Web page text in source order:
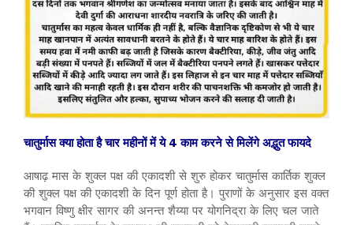
चातुर्मास क्या होता है चार महीनों में ये 4 काम करने से मिलेंगे अद्भुत फायदे
आषाढ़ मास के शुक्ल पक्ष की एकादशी से शुरु होकर चातुर्मास कार्तिक शुक्ल
की शुक्ल पक्ष की एकादशी के दिन पूर्ण होता है। पुराणों के अनुसार इस वक्त
भगवान विष्णु क्षीर सागर की अनन्त शैय्या पर योगनिद्रा के लिए चल जाते